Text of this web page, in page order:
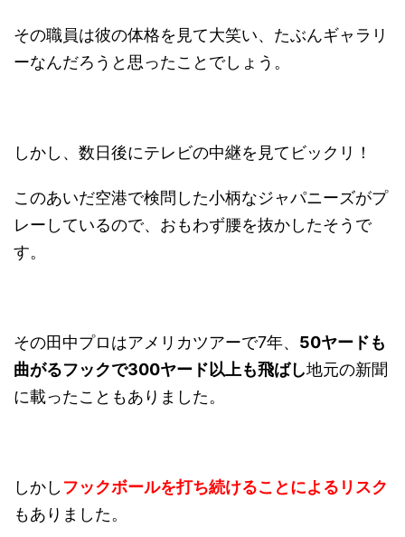
その職員は彼の体格を見て大笑い、たぶんギャラリ
ーなんだろうと思ったことでしょう。
しかし、数日後にテレビの中継を見てビックリ！
このあいだ空港で検問した小柄なジャパニーズがプ
レーしているので、おもわず腰を抜かしたそうで
す。
その田中プロはアメリカツアーで7年、 50ヤードも
曲がるフックで300ヤード以上も飛ばし地元の新聞
に載ったこともありました。
しかし フックボールを打ち続けることによるリスク
もありました。